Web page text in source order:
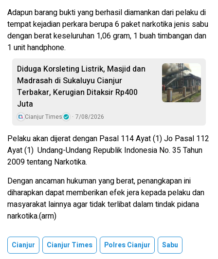
Adapun barang bukti yang berhasil diamankan dari pelaku di
tempat kejadian perkara berupa 6 paket narkotika jenis sabu
dengan berat keseluruhan 1,06 gram, 1 buah timbangan dan
1 unit handphone.
Diduga Korsleting Listrik, Masjid dan
Madrasah di Sukaluyu Cianjur
Terbakar, Kerugian Ditaksir Rp400
Juta
Cianjur Times 7/08/2026
Pelaku akan dijerat dengan Pasal 114 Ayat (1) Jo Pasal 112
Ayat (1) Undang-Undang Republik Indonesia No. 35 Tahun
2009 tentang Narkotika.
Dengan ancaman hukuman yang berat, penangkapan ini
diharapkan dapat memberikan efek jera kepada pelaku dan
masyarakat lainnya agar tidak terlibat dalam tindak pidana
narkotika.(arm)
Cianjur Cianjur Times Polres Cianjur Sabu